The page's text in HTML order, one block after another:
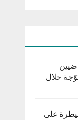
خلال
على